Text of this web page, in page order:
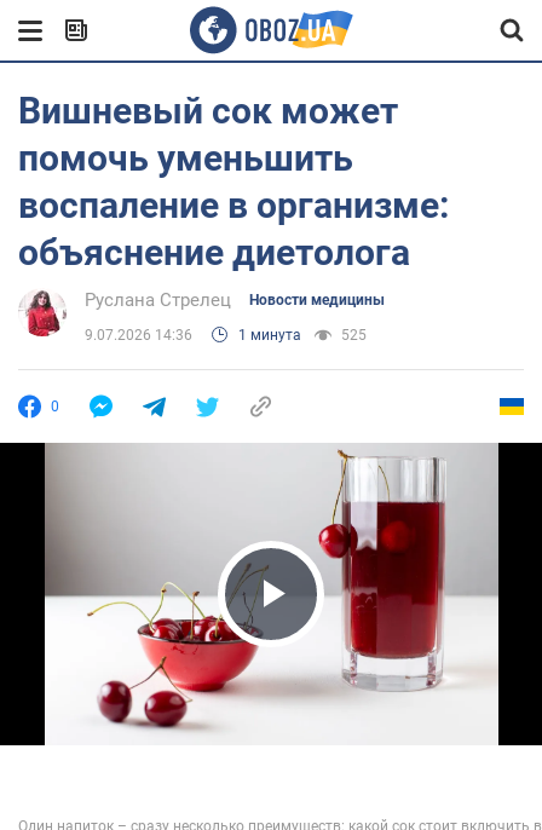
Вишневый сок может
помочь уменьшить
воспаление в организме:
объяснение диетолога
Руслана Стрелец Новости медицины
9.07.2026 14:36 1 минута 525
0
Play Video